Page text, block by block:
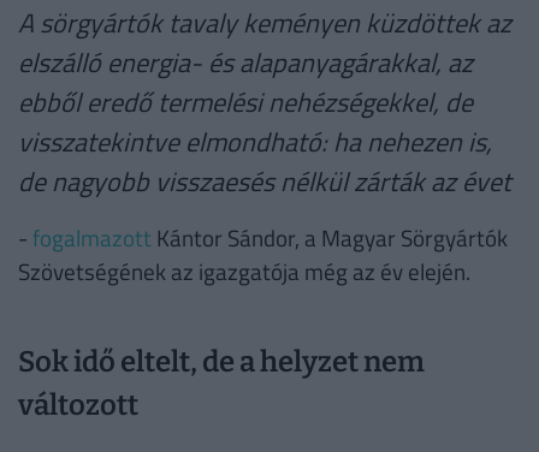
A sörgyártók tavaly keményen küzdöttek az
elszálló energia- és alapanyagárakkal, az
ebből eredő termelési nehézségekkel, de
visszatekintve elmondható: ha nehezen is,
de nagyobb visszaesés nélkül zárták az évet
- fogalmazottKántor Sándor, a Magyar Sörgyártók
Szövetségének az igazgatója még az év elején.
Sok idő eltelt, de a helyzet nem
változott